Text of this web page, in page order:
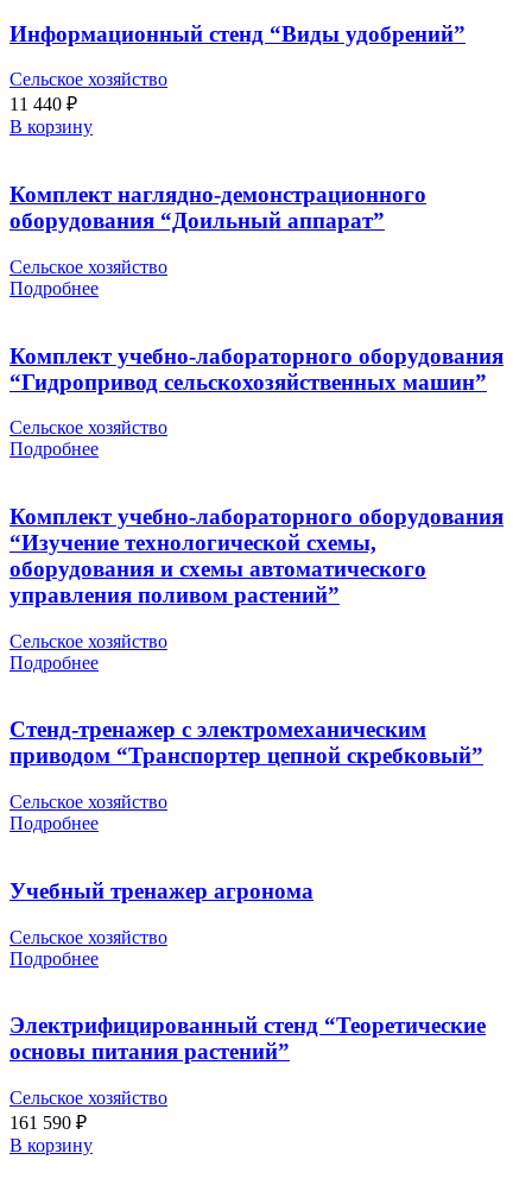
Информационный стенд “Виды удобрений”
Сельское хозяйство
11 440 ₽
В корзину
Комплект наглядно-демонстрационного
оборудования “Доильный аппарат”
Сельское хозяйство
Подробнее
Комплект учебно-лабораторного оборудования
“Гидропривод сельскохозяйственных машин”
Сельское хозяйство
Подробнее
Комплект учебно-лабораторного оборудования
“Изучение технологической схемы,
оборудования и схемы автоматического
управления поливом растений”
Сельское хозяйство
Подробнее
Стенд-тренажер с электромеханическим
приводом “Транспортер цепной скребковый”
Сельское хозяйство
Подробнее
Учебный тренажер агронома
Сельское хозяйство
Подробнее
Электрифицированный стенд “Теоретические
основы питания растений”
Сельское хозяйство
161 590 ₽
В корзину